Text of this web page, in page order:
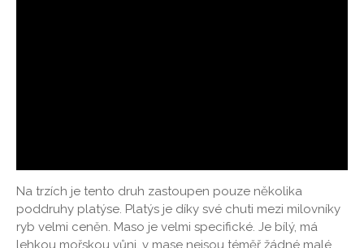
Na trzích je tento druh zastoupen pouze několika
poddruhy platýse. Platýs je díky své chuti mezi milovníky
ryb velmi ceněn. Maso je velmi specifické. Je bílý, má
lehkou mořskou vůni, v mase nejsou téměř žádné malé